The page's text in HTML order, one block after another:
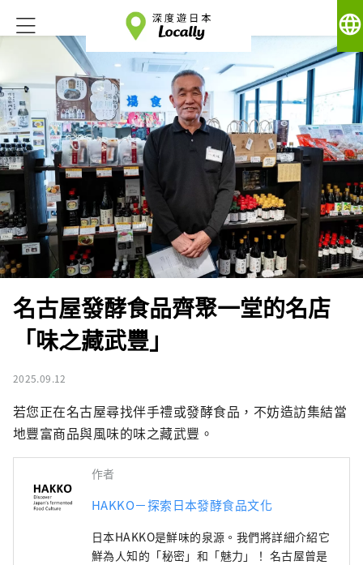
language
名古屋發酵食品齊聚一堂的名店
「味之藏武豐」
2025.09.12
若您正在名古屋尋找伴手禮或發酵食品，不妨造訪集結當
地豐富商品與風味的味之藏武豐。
作者
HAKKO－探索日本發酵食品文化
日本HAKKO是鮮味的泉源。我們將詳細介紹它
鮮為人知的「秘密」和「魅力」！ 名古屋曾是